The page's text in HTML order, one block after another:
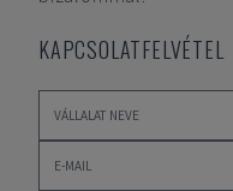
KAPCSOLATFELVÉTEL